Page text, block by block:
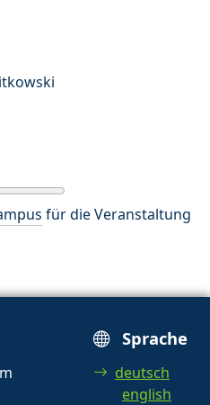
für die Veranstaltung
Sprache
deutsch
english